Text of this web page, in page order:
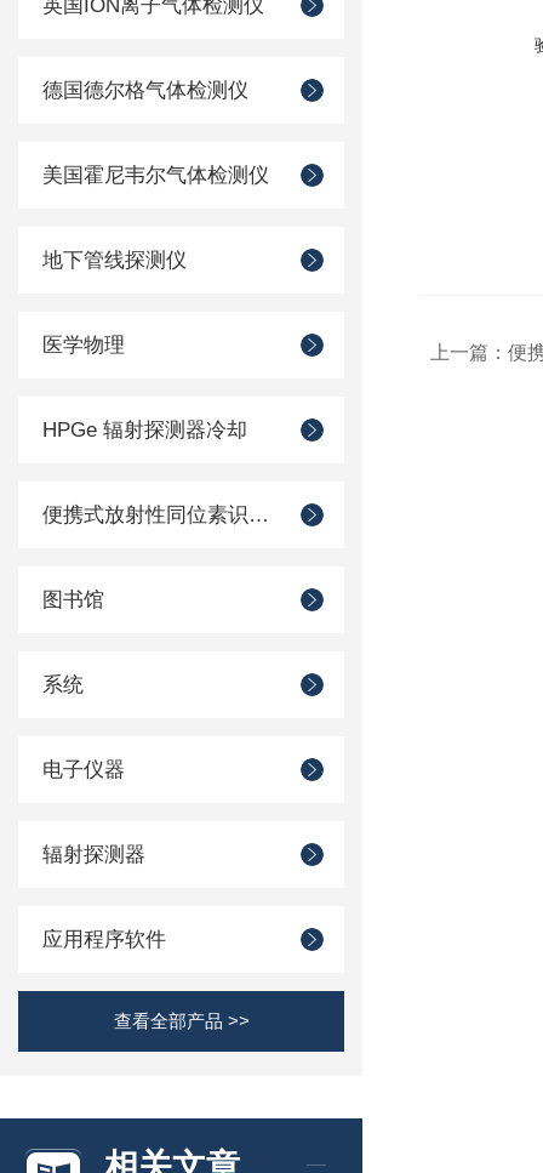
英国ION离子气体检测仪
德国德尔格气体检测仪
美国霍尼韦尔气体检测仪
地下管线探测仪
医学物理
HPGe 辐射探测器冷却
便携式放射性同位素识别装置 （RIID）
图书馆
系统
电子仪器
辐射探测器
应用程序软件
查看全部产品 >>
上一篇： 便